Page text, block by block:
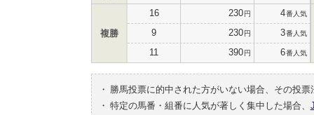
複勝
16 230円 4番人気
9 230円 3番人気
11 390円 6番人気
・
勝馬投票に的中された方がいない場合、その投
・ 特定の馬番・組番に人気が著しく集中した場合、